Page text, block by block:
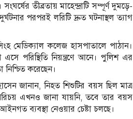
তীব্রতায় মাহেন্দ্রাটি সম্পূর্ণ দুমড়ে-
পরপরই লরিটি দ্রুত ঘটনাস্থল ত্যাগ
মেডিক্যাল কলেজ হাসপাতালে পাঠান।
পরিস্থিতি নিয়ন্ত্রণে আনে। পুলিশ এর
করেছেন।
জানান, নিহত শিশুটির বয়স ছিল মাত্র
এখনও জানা যায়নি, তবে তার বয়স
ব্যবস্থা নেওয়ার চেষ্টা চলছে।